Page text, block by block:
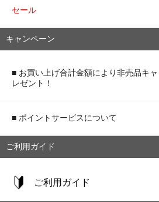
セール
キャンペーン
■ お買い上げ合計金額により非売品キ
レゼント！
■ ポイントサービスについて
ご利用ガイド
ご利用ガイド